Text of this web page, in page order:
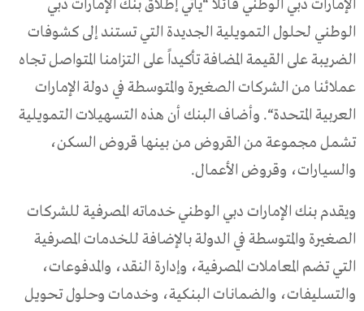
الإمارات دبي الوطني قائلا “يأتي إطلاق بنك الإمارات دبي
الوطني لحلول التمويلية الجديدة التي تستند إلى كشوفات
الضريبة على القيمة المضافة تأكيداً على التزامنا المتواصل تجاه
عملائنا من الشركات الصغيرة والمتوسطة في دولة الإمارات
العربية المتحدة“. وأضاف البنك أن هذه التسهيلات التمويلية
تشمل مجموعة من القروض من بينها قروض السكن،
والسيارات، وقروض الأعمال.
ويقدم بنك الإمارات دبي الوطني خدماته المصرفية للشركات
الصغيرة والمتوسطة في الدولة بالإضافة للخدمات المصرفية
التي تضم المعاملات المصرفية، وإدارة النقد، والمدفوعات،
والتسليفات، والضمانات البنكية، وخدمات وحلول تحويل